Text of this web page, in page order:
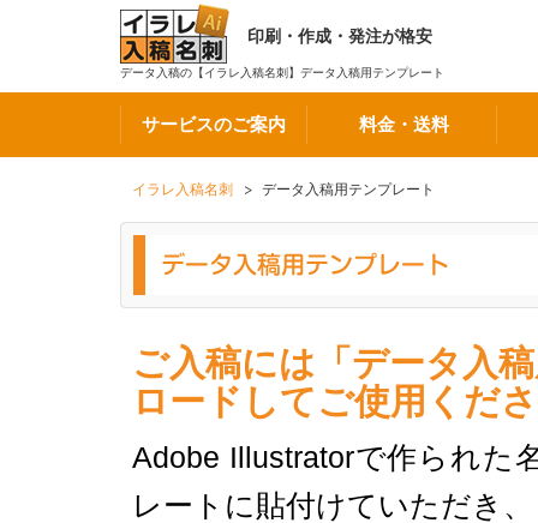
印刷・作成・発注が格安
データ入稿の【イラレ入稿名刺】データ入稿用テンプレート
サービスのご案内 料金・送料
イラレ入稿名刺 データ入稿用テンプレート
ご入稿には「データ入
ロードしてご使用くだ
Adobe Illustratorで作られた
レートに貼付けていただき、